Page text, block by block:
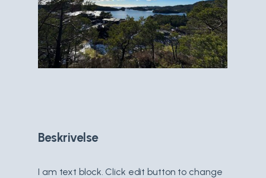
Beskrivelse
I am text block. Click edit button to change